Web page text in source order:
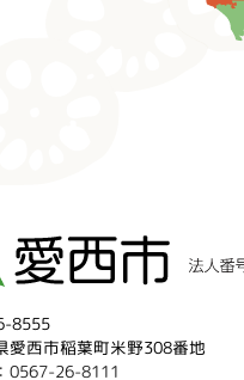
8555
愛西市稲葉町米野308番地
0567-26-8111